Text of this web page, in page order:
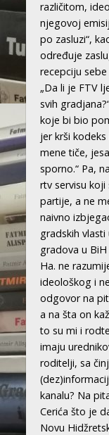
različitom,
njegovoj
po zasluzi“,
određuje
recepciju
„Da li je FTV
svih
koje bi bio
jer krši
mene tiče,
sporno.“ Pa,
rtv servisu
partije, a ne
naivno
gradskih vlasti
gradova u BiH
Ha. ne
ideološkog i
odgovor na
a na šta on
to su mi i
imaju
roditelji, sa
kanalu? Na
Cerića što je
Novu